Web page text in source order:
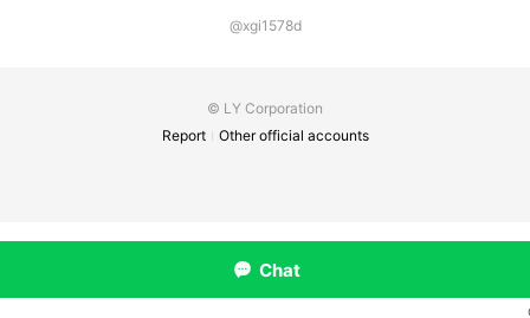
@xgi1578d
© LY Corporation
Report
Other official accounts
Chat